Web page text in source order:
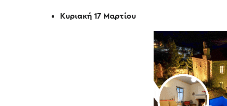
Κυριακή 17 Μαρτίου